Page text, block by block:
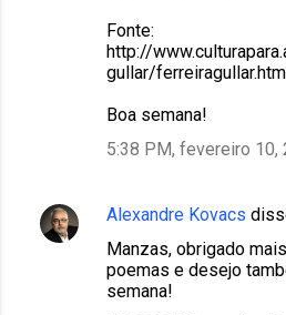
Fonte:
http://
gullar/ferreiragullar.htm
Boa semana!
5:38 PM, fevereiro 10,
Alexandre Kovacs
Manzas, obrigado
poemas e desejo
semana!